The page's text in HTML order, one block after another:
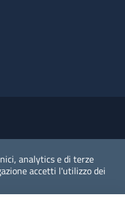
analytics e di terze
accetti l'utilizzo dei
personale